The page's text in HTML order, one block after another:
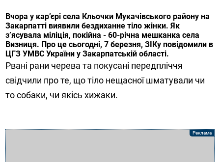
Вчора у кар’єрі села Кльочки Мукачівського району на
Закарпатті виявили бездиханне тіло жінки. Як
з’ясувала міліція, покійна - 60-річна мешканка села
Визниця. Про це сьогодні, 7 березня, ЗІКу повідомили в
ЦГЗ УМВС України у Закарпатській області.
Рвані рани черева та покусані передпліччя
свідчили про те, що тіло нещасної шматували чи
то собаки, чи якісь хижаки.